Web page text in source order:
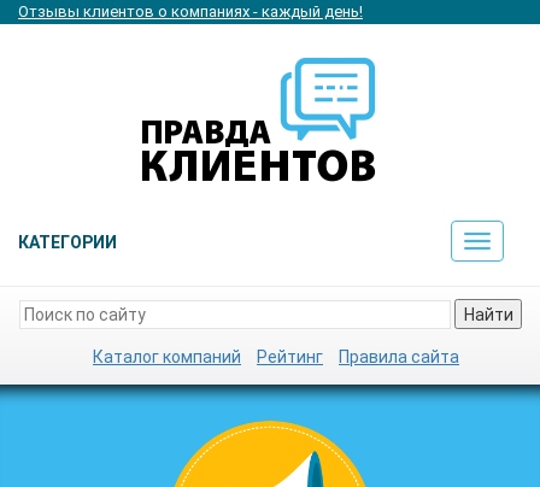
Отзывы клиентов о компаниях - каждый день!
КАТЕГОРИИ
Toggle
Найти
Каталог компаний Рейтинг Правила сайта